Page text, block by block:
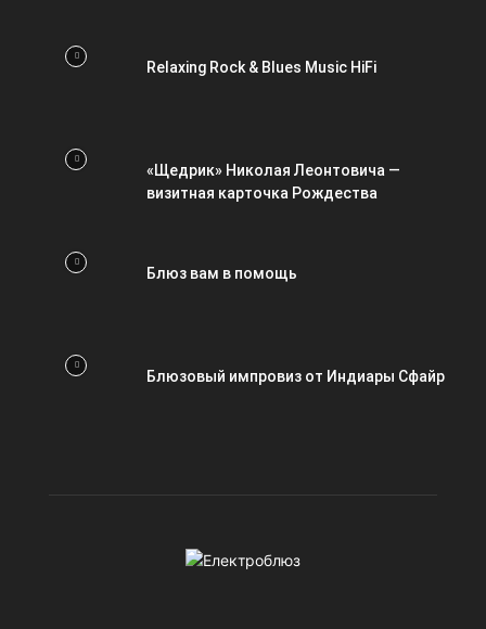
Relaxing Rock & Blues Music HiFi
«Щедрик» Николая Леонтовича —
визитная карточка Рождества
Блюз вам в помощь
Блюзовый импровиз от Индиары Сфайр